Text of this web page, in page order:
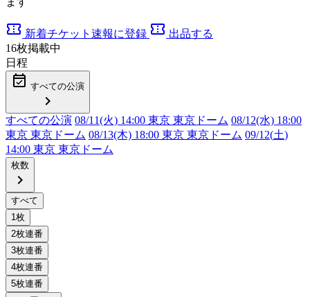
confirmation_number 新着チケット速報に登録 confirmation_number 出品する
16枚掲載中
日程
event_available すべての公演
chevron_right
すべての公演 08/11(火) 14:00 東京 東京ドーム 08/12(水) 18:00
東京 東京ドーム 08/13(木) 18:00 東京 東京ドーム 09/12(土)
14:00 東京 東京ドーム
枚数
chevron_right